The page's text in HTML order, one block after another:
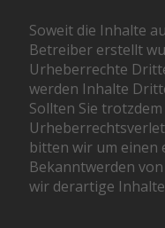
Soweit die Inhalte
Betreiber erstellt
Urheberrechte
werden Inhalte
Sollten Sie
bitten wir um einen
Bekanntwerden
wir derartige